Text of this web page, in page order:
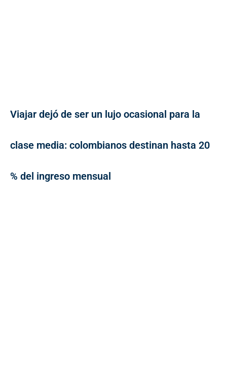
Viajar dejó de ser un lujo ocasional para la
clase media: colombianos destinan hasta 20
% del ingreso mensual